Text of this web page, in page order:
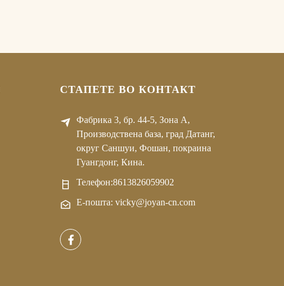
СТАПЕТЕ ВО КОНТАКТ
Фабрика 3, бр. 44-5, Зона А,
Производствена база, град Датанг,
округ Саншуи, Фошан, покраина
Гуангдонг, Кина.
Телефон:8613826059902
Е-пошта: vicky@joyan-cn.com